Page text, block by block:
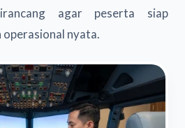
agar peserta siap
nyata.